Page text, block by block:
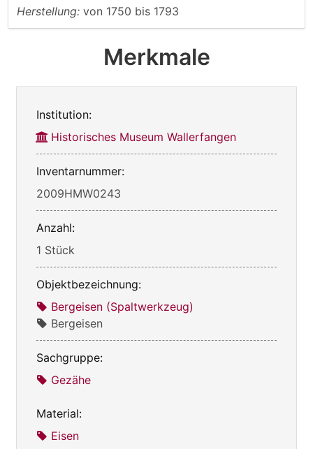
Herstellung: von 1750 bis 1793
Merkmale
Institution:
Historisches Museum Wallerfangen
Inventarnummer:
2009HMW0243
Anzahl:
1 Stück
Objektbezeichnung:
Bergeisen (Spaltwerkzeug)
Bergeisen
Sachgruppe:
Gezähe
Material:
Eisen